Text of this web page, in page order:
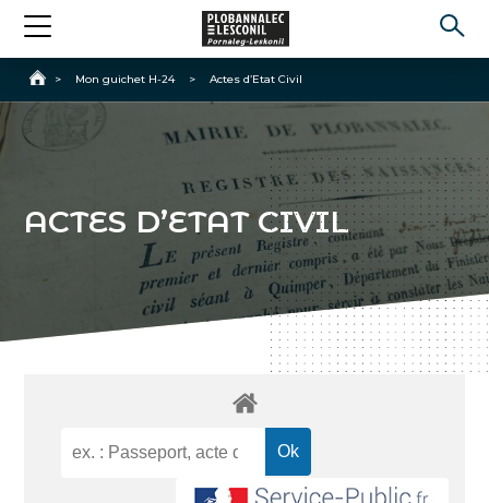
Accueil
> Mon guichet H-24 > Actes d’Etat Civil
ACTES D’ETAT CIVIL